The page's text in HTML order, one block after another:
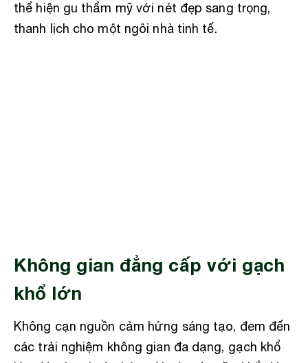
thể hiện gu thẩm mỹ với nét đẹp sang trọng,
thanh lịch cho một ngôi nhà tinh tế.
Không gian đẳng cấp với gạch
khổ lớn
Không cạn nguồn cảm hứng sáng tạo, đem đến
các trải nghiệm không gian đa dạng, gạch khổ